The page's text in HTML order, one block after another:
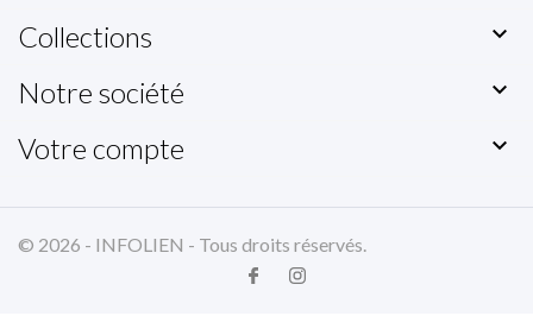
Collections

Notre société 
Votre compte 
© 2026 - INFOLIEN - Tous droits réservés.